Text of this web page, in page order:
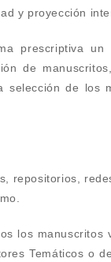
y proyección
prescriptiva un
de
selección de los
repositorios,
los manuscritos
Temáticos o